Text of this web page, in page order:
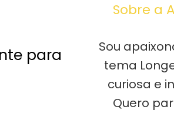
para
Sobre a
Sou
tema
curiosa e
Quero